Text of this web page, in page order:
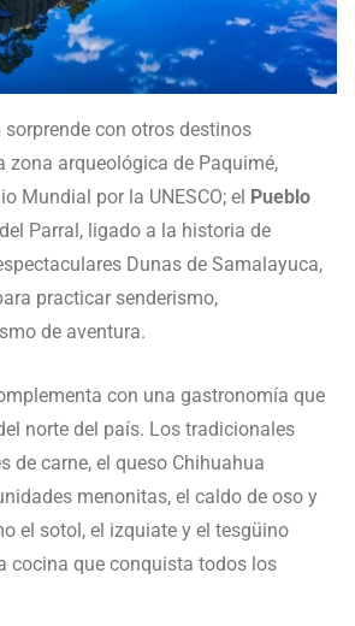
con otros destinos
zona arqueológica de Paquimé,
Mundial por la UNESCO; el Pueblo
Parral, ligado a la historia de
Dunas de Samalayuca,
practicar senderismo,
de aventura.
con una gastronomía que
norte del país. Los tradicionales
de carne, el queso Chihuahua
menonitas, el caldo de oso y
el sotol, el izquiate y el tesgüino
cocina que conquista todos los